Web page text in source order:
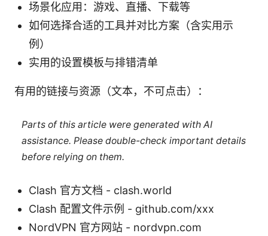
场景化应用：游戏、直播、下载等
如何选择合适的工具并对比方案（含实用示
例）
实用的设置模板与排错清单
有用的链接与资源（文本，不可点击）：
Parts of this article were generated with AI
assistance. Please double-check important details
before relying on them.
Clash 官方文档 - clash.world
Clash 配置文件示例 - github.com/xxx
NordVPN 官方网站 - nordvpn.com